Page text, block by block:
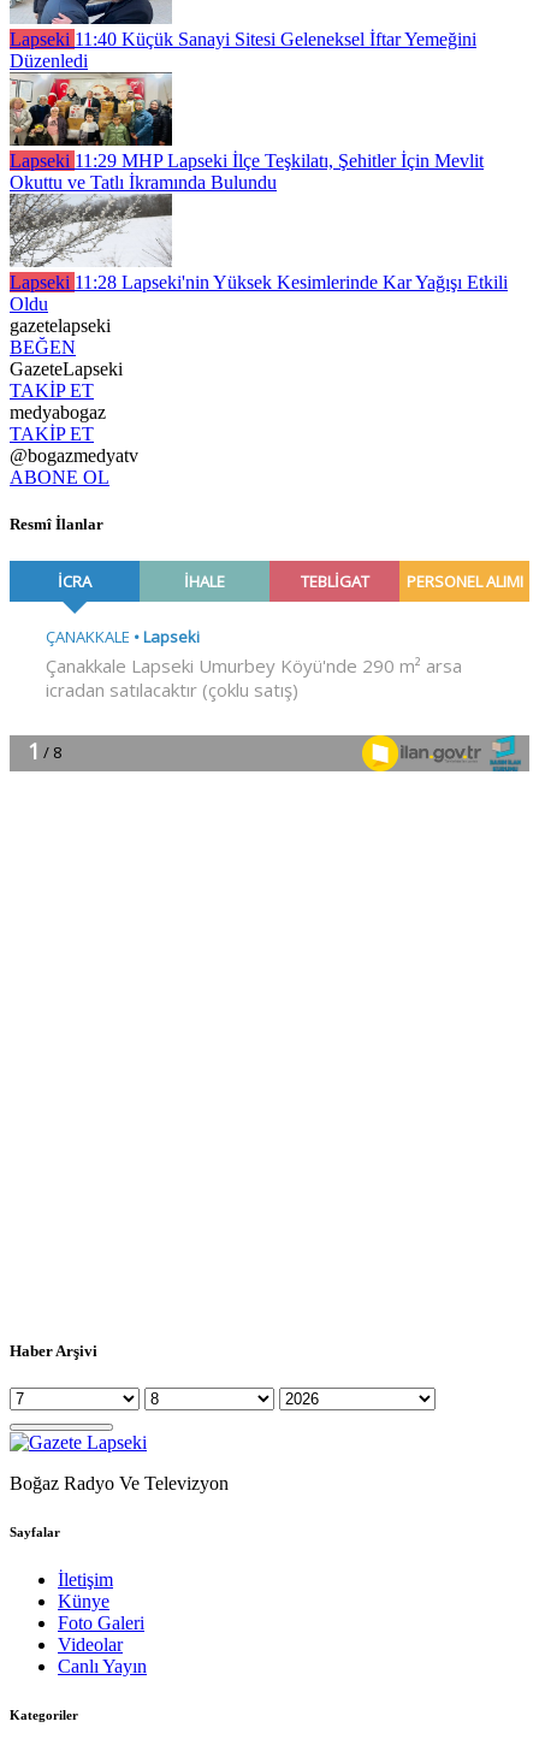
Lapseki 11:40 Küçük Sanayi Sitesi Geleneksel İftar Yemeğini
Düzenledi
Lapseki 11:29 MHP Lapseki İlçe Teşkilatı, Şehitler İçin Mevlit
Okuttu ve Tatlı İkramında Bulundu
Lapseki 11:28 Lapseki'nin Yüksek Kesimlerinde Kar Yağışı Etkili
Oldu
gazetelapseki
BEĞEN
GazeteLapseki
TAKİP ET
medyabogaz
TAKİP ET
@bogazmedyatv
ABONE OL
Resmî İlanlar
Haber Arşivi
Boğaz Radyo Ve Televizyon
Sayfalar
İletişim
Künye
Foto Galeri
Videolar
Canlı Yayın
Kategoriler